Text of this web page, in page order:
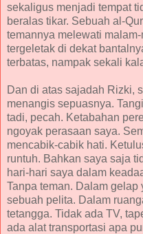
sekaligus menjadi tempat
beralas tikar. Sebuah al-
temannya melewati
tergeletak di dekat
terbatas, nampak sekali
Dan di atas sajadah Rizki,
menangis sepuasnya.
tadi, pecah. Ketabahan
ngoyak perasaan saya.
mencabik-cabik hati.
runtuh. Bahkan saya saja
hari-hari saya dalam
Tanpa teman. Dalam
sebuah pelita. Dalam
tetangga. Tidak ada TV,
ada alat transportasi apa